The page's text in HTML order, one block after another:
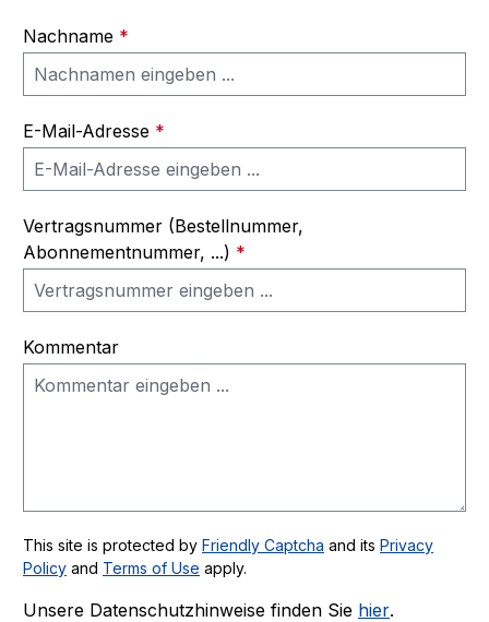
Nachname *
E-Mail-Adresse *
Vertragsnummer (Bestellnummer,
Abonnementnummer, ...) *
Kommentar
This site is protected by Friendly Captcha and its Privacy
Policy and Terms of Use apply.
Unsere Datenschutzhinweise finden Sie hier.